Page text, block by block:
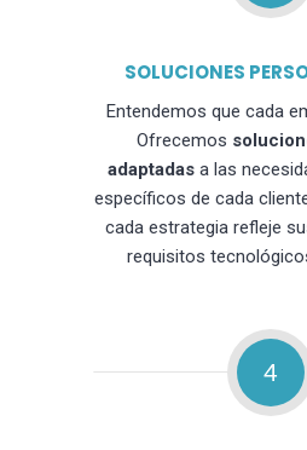
SOLUCIONES
Entendemos que cada
Ofrecemos
adaptadas a las
específicos de cada
cada estrategia refleje
requisitos
4